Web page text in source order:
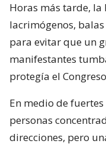
Horas más tarde, la
lacrimógenos,
para evitar que un
manifestantes
protegía el
En medio de
personas
direcciones, pero